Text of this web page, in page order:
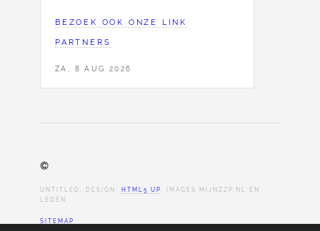
BEZOEK OOK ONZE LINK
PARTNERS
ZA, 8 AUG 2026
©
UNTITLED. DESIGN: HTML5 UP . IMAGES MIJNZZP.NL EN
LEDEN.
SITEMAP